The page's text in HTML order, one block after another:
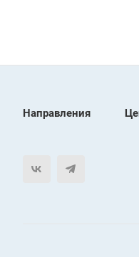
Направления